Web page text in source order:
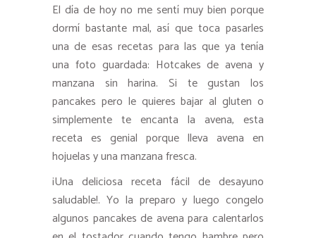
El día de hoy no me sentí muy bien porque
dormí bastante mal, así que toca pasarles
una de esas recetas para las que ya tenía
una foto guardada: Hotcakes de avena y
manzana sin harina. Si te gustan los
pancakes pero le quieres bajar al gluten o
simplemente te encanta la avena, esta
receta es genial porque lleva avena en
hojuelas y una manzana fresca.
¡Una deliciosa receta fácil de desayuno
saludable!. Yo la preparo y luego congelo
algunos pancakes de avena para calentarlos